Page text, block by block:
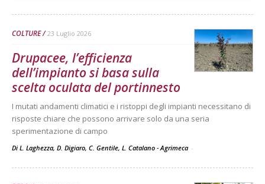
COLTURE 23 Luglio 2026
Drupacee, l’efficienza
dell’impianto si basa sulla
scelta oculata del portinnesto
I mutati andamenti climatici e i ristoppi degli impianti necessitano di
risposte chiare che possono arrivare solo da una seria
sperimentazione di campo
Di L. Laghezza, D. Digiaro, C. Gentile, L. Catalano - Agrimeca -